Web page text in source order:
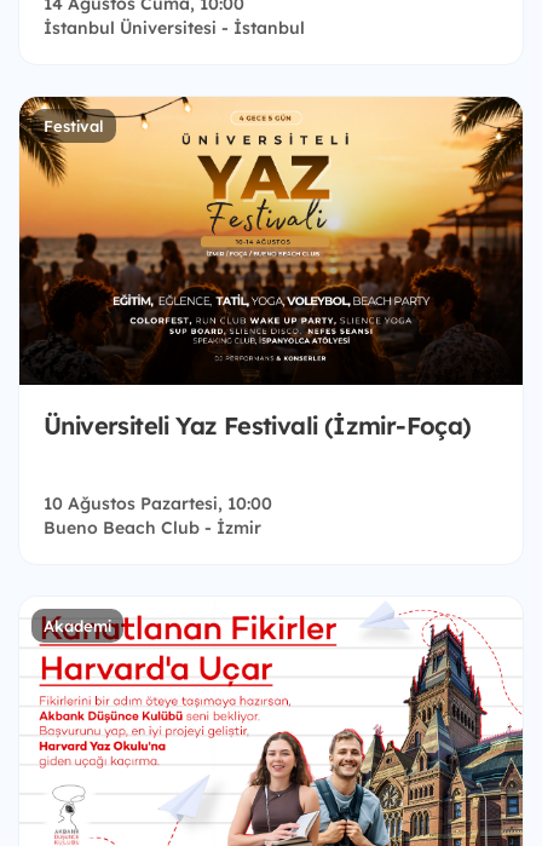
İstanbul Üniversitesi - İstanbul
Festival
Üniversiteli Yaz Festivali (İzmir-Foça)
10 Ağustos Pazartesi, 10:00
Bueno Beach Club - İzmir
Akademi